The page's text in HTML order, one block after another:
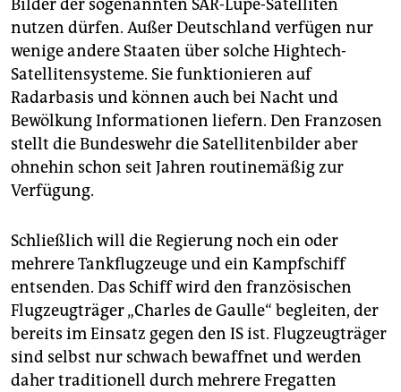
Bilder der sogenannten SAR-Lupe-Satelliten
nutzen dürfen. Außer Deutschland verfügen nur
wenige andere Staaten über solche Hightech-
Satellitensysteme. Sie funktionieren auf
Radarbasis und können auch bei Nacht und
Bewölkung Informationen liefern. Den Franzosen
stellt die Bundeswehr die Satellitenbilder aber
ohnehin schon seit Jahren routinemäßig zur
Verfügung.
Schließlich will die Regierung noch ein oder
mehrere Tankflugzeuge und ein Kampfschiff
entsenden. Das Schiff wird den französischen
Flugzeugträger „Charles de Gaulle“ begleiten, der
bereits im Einsatz gegen den IS ist. Flugzeugträger
sind selbst nur schwach bewaffnet und werden
daher traditionell durch mehrere Fregatten